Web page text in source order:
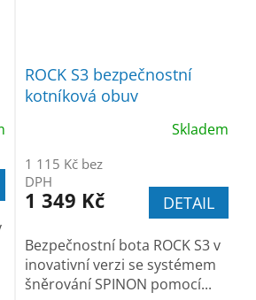
ROCK S3 bezpečnostní
kotníková obuv
Skladem
1 115 Kč bez
DPH
1 349 Kč DETAIL
Bezpečnostní bota ROCK S3 v
inovativní verzi se systémem
šněrování SPINON pomocí...